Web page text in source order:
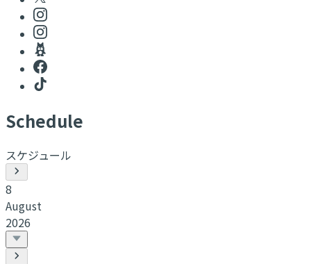
Schedule
スケジュール
8
August
2026